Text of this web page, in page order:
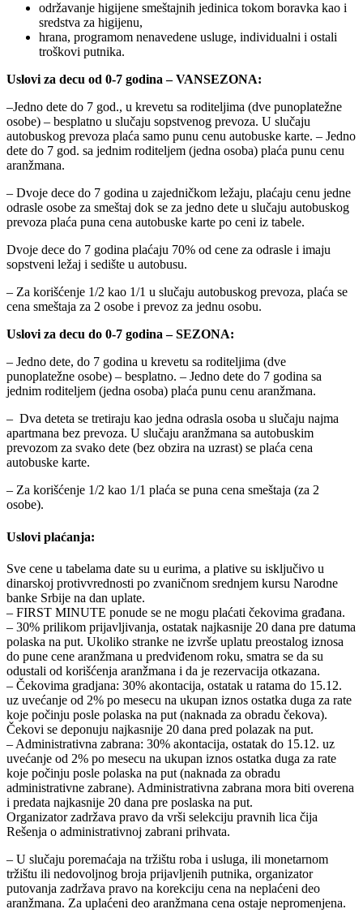
održavanje higijene smeštajnih jedinica tokom boravka kao i
sredstva za higijenu,
hrana, programom nenavedene usluge, individualni i ostali
troškovi putnika.
Uslovi za decu od 0-7 godina – VANSEZONA:
–Jedno dete do 7 god., u krevetu sa roditeljima (dve punoplatežne
osobe) – besplatno u slučaju sopstvenog prevoza. U slučaju
autobuskog prevoza plaća samo punu cenu autobuske karte. – Jedno
dete do 7 god. sa jednim roditeljem (jedna osoba) plaća punu cenu
aranžmana.
– Dvoje dece do 7 godina u zajedničkom ležaju, plaćaju cenu jedne
odrasle osobe za smeštaj dok se za jedno dete u slučaju autobuskog
prevoza plaća puna cena autobuske karte po ceni iz tabele.
Dvoje dece do 7 godina plaćaju 70% od cene za odrasle i imaju
sopstveni ležaj i sedište u autobusu.
– Za korišćenje 1/2 kao 1/1 u slučaju autobuskog prevoza, plaća se
cena smeštaja za 2 osobe i prevoz za jednu osobu.
Uslovi za decu do 0-7 godina – SEZONA:
– Jedno dete, do 7 godina u krevetu sa roditeljima (dve
punoplatežne osobe) – besplatno. – Jedno dete do 7 godina sa
jednim roditeljem (jedna osoba) plaća punu cenu aranžmana.
– Dva deteta se tretiraju kao jedna odrasla osoba u slučaju najma
apartmana bez prevoza. U slučaju aranžmana sa autobuskim
prevozom za svako dete (bez obzira na uzrast) se plaća cena
autobuske karte.
– Za korišćenje 1/2 kao 1/1 plaća se puna cena smeštaja (za 2
osobe).
Uslovi plaćanja:
Sve cene u tabelama date su u eurima, a plative su isključivo u
dinarskoj protivvrednosti po zvaničnom srednjem kursu Narodne
banke Srbije na dan uplate.
– FIRST MINUTE ponude se ne mogu plaćati čekovima građana.
– 30% prilikom prijavljivanja, ostatak najkasnije 20 dana pre datuma
polaska na put. Ukoliko stranke ne izvrše uplatu preostalog iznosa
do pune cene aranžmana u predviđenom roku, smatra se da su
odustali od korišćenja aranžmana i da je rezervacija otkazana.
– Čekovima gradjana: 30% akontacija, ostatak u ratama do 15.12.
uz uvećanje od 2% po mesecu na ukupan iznos ostatka duga za rate
koje počinju posle polaska na put (naknada za obradu čekova).
Čekovi se deponuju najkasnije 20 dana pred polazak na put.
– Administrativna zabrana: 30% akontacija, ostatak do 15.12. uz
uvećanje od 2% po mesecu na ukupan iznos ostatka duga za rate
koje počinju posle polaska na put (naknada za obradu
administrativne zabrane). Administrativna zabrana mora biti overena
i predata najkasnije 20 dana pre poslaska na put.
Organizator zadržava pravo da vrši selekciju pravnih lica čija
Rešenja o administrativnoj zabrani prihvata.
– U slučaju poremaćaja na tržištu roba i usluga, ili monetarnom
tržištu ili nedovoljnog broja prijavljenih putnika, organizator
putovanja zadržava pravo na korekciju cena na neplaćeni deo
aranžmana. Za uplaćeni deo aranžmana cena ostaje nepromenjena.